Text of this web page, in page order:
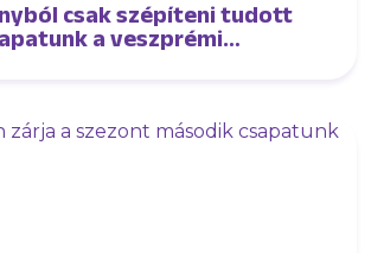
csak szépíteni tudott
a veszprémi